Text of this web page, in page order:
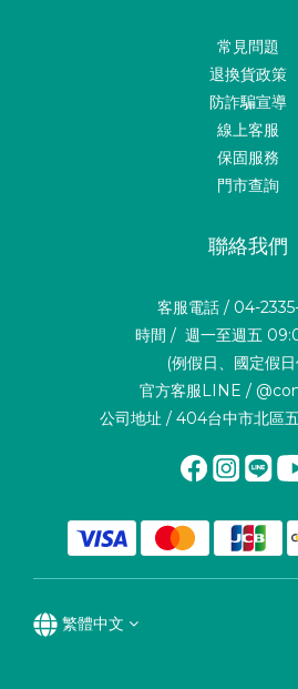
常見問題
退換貨政策
防詐騙宣導
線上客服
保固服務
門市查詢
聯絡我們
客服電話 / 04-
時間 / 週一至週五
(例假日、國定假
官方客服LINE /
公司地址 / 404台中市北區
繁體中文